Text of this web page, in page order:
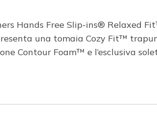
Hands Free Slip-ins® Relaxed
una tomaia Cozy Fit™
Contour Foam™ e l’esclusiva